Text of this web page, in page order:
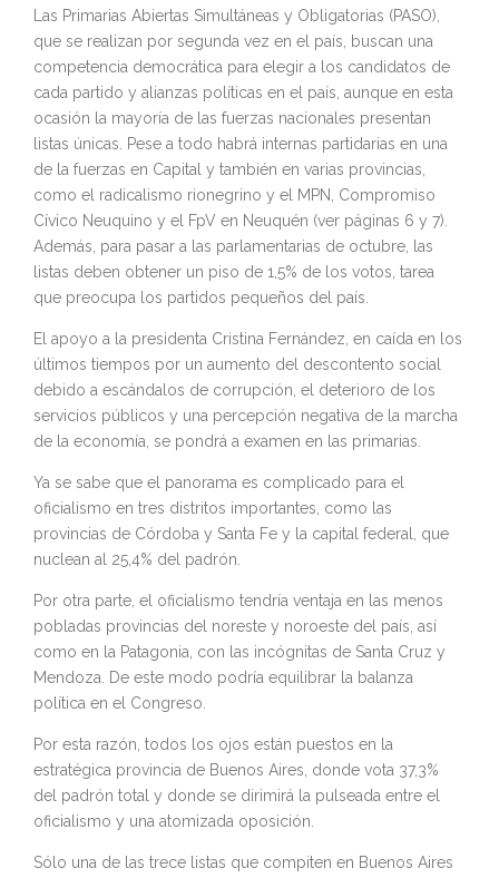
Las Primarias Abiertas Simultáneas y Obligatorias (PASO),
que se realizan por segunda vez en el país, buscan una
competencia democrática para elegir a los candidatos de
cada partido y alianzas políticas en el país, aunque en esta
ocasión la mayoría de las fuerzas nacionales presentan
listas únicas. Pese a todo habrá internas partidarias en una
de la fuerzas en Capital y también en varias provincias,
como el radicalismo rionegrino y el MPN, Compromiso
Cívico Neuquino y el FpV en Neuquén (ver páginas 6 y 7).
Además, para pasar a las parlamentarias de octubre, las
listas deben obtener un piso de 1,5% de los votos, tarea
que preocupa los partidos pequeños del país.
El apoyo a la presidenta Cristina Fernández, en caída en los
últimos tiempos por un aumento del descontento social
debido a escándalos de corrupción, el deterioro de los
servicios públicos y una percepción negativa de la marcha
de la economía, se pondrá a examen en las primarias.
Ya se sabe que el panorama es complicado para el
oficialismo en tres distritos importantes, como las
provincias de Córdoba y Santa Fe y la capital federal, que
nuclean al 25,4% del padrón.
Por otra parte, el oficialismo tendría ventaja en las menos
pobladas provincias del noreste y noroeste del país, así
como en la Patagonia, con las incógnitas de Santa Cruz y
Mendoza. De este modo podría equilibrar la balanza
política en el Congreso.
Por esta razón, todos los ojos están puestos en la
estratégica provincia de Buenos Aires, donde vota 37,3%
del padrón total y donde se dirimirá la pulseada entre el
oficialismo y una atomizada oposición.
Sólo una de las trece listas que compiten en Buenos Aires